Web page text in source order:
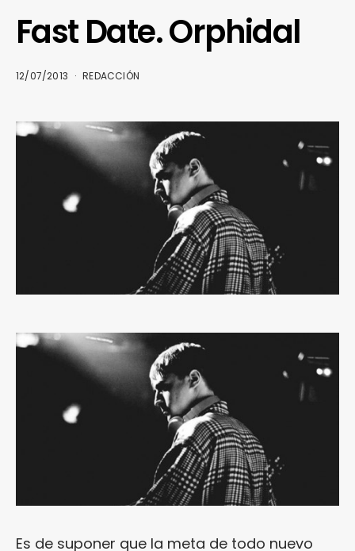
Fast Date. Orphidal
12/07/2013 REDACCIÓN
Es de suponer que la meta de todo nuevo